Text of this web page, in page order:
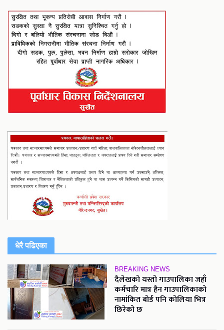
धेरै पढिएका
BREAKING NEWS
दैलेखको यस्तो गाउपालिका जहाँ
कर्मचारि मात्र हैन गाउपालिकाको
नामांकित बोर्ड पनि कोलिया भित्र
छिरेको छ